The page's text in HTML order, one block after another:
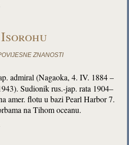
ZNANOSTI
admiral (Nagaoka, 4. IV. 1884 –
Sudionik rus.-jap. rata 1904–
amer. flotu u bazi Pearl Harbor 7.
na Tihom oceanu.